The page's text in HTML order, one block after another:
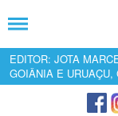
EDITOR: JOTA
GOIÂNIA E URUAÇU,